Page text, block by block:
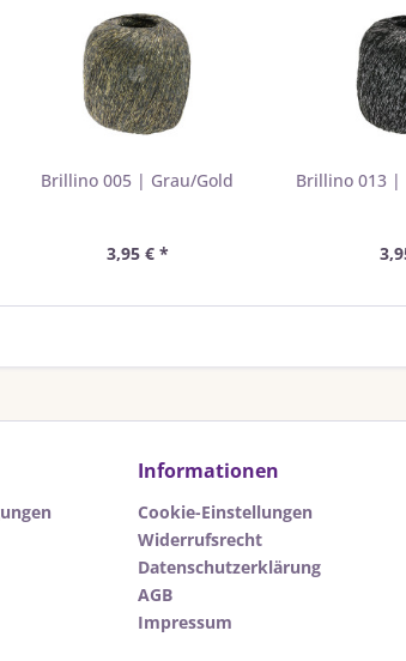
Brillino 005 | Grau/Gold
3,95 € *
Brillino 013 |
Informationen
Cookie-Einstellungen
Widerrufsrecht
Datenschutzerklärung
AGB
Impressum